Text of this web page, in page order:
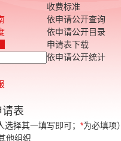
收费标准
依申请公开查询
依申请公开目录
申请表下载
依申请公开统计
表
选择其一填写即可； *为必填项）
他组织